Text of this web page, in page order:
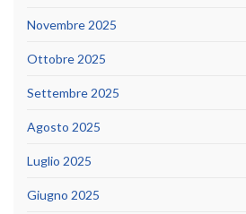
Novembre 2025
Ottobre 2025
Settembre 2025
Agosto 2025
Luglio 2025
Giugno 2025